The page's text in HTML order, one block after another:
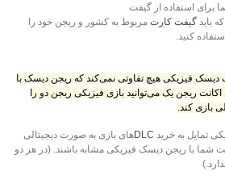
برای استفاده از گیفت
باید گیفت کارت مربوط به کشور و ریجن خود را
کنید.
دیسک فیزیکی هیچ تفاوتی نمی‌کند که ریجن دیسک با
ریجن یک می‌توانید بازی فیزیکی ریجن دو را
بازی کند.
تمایل به خرید DLC‌های بازی به صورت دیجیتالی
شما با ریجن دیسک فیزیکی مشابه باشند. (در هر دو